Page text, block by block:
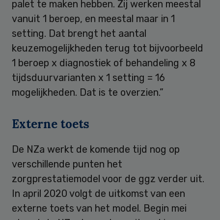
palet te maken hebben. Zij werken meestal
vanuit 1 beroep, en meestal maar in 1
setting. Dat brengt het aantal
keuzemogelijkheden terug tot bijvoorbeeld
1 beroep x diagnostiek of behandeling x 8
tijdsduurvarianten x 1 setting = 16
mogelijkheden. Dat is te overzien.”
Externe toets
De NZa werkt de komende tijd nog op
verschillende punten het
zorgprestatiemodel voor de ggz verder uit.
In april 2020 volgt de uitkomst van een
externe toets van het model. Begin mei